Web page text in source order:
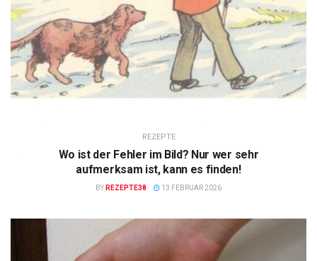
REZEPTE
Wo ist der Fehler im Bild? Nur wer sehr
aufmerksam ist, kann es finden!
BY REZEPTE38 13 FEBRUAR 2026